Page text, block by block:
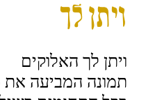
ויתן לך
ויתן לך האלוקים
תמונה המביעה